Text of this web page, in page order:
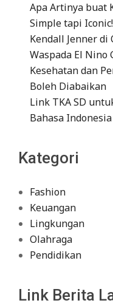
Apa Artinya buat
Simple tapi
Kendall Jenner di
Waspada El Nino
Kesehatan dan
Boleh Diabaikan
Link TKA SD
Bahasa
Kategori
Fashion
Keuangan
Lingkungan
Olahraga
Pendidikan
Link Berita